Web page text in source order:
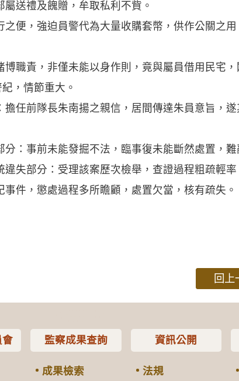
送禮及餽贈，牟取私利不貲。
之便，強迫員警代為大量收購套幣，供作公關之
博職責，非僅未能以身作則，竟與屬員借用民宅
，情節重大。
任前隊長朱南揚之親信，居間傳達朱員意旨，
：事前未能發掘不法，臨事復未能斷然處置，難
失部分：受理該案歷次檢舉，查證過程粗疏輕率
件，懲處過程多所瞻顧，處置欠當，核有疏失。
回上
會 監察成果查詢
成果檢索
資訊公開
法規